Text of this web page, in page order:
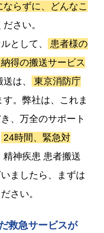
らずに、どんなこ
ださい。
として、
患者様の
得の搬送サービス
は、
東京消防庁
す。弊社は、これま
、万全のサポート
24時間、緊急対
精神疾患 患者搬送
ましたら、まずは
さい。
救急サービスが